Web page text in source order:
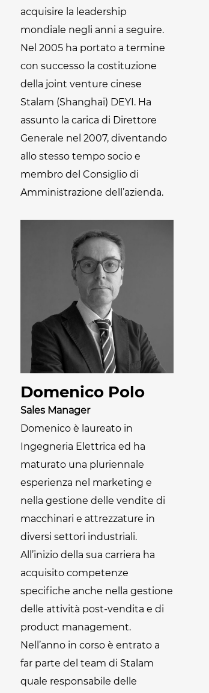
acquisire la leadership
mondiale negli anni a seguire.
Nel 2005 ha portato a termine
con successo la costituzione
della joint venture cinese
Stalam (Shanghai) DEYI. Ha
assunto la carica di Direttore
Generale nel 2007, diventando
allo stesso tempo socio e
membro del Consiglio di
Amministrazione dell’azienda.
Domenico Polo
Sales Manager
Domenico è laureato in
Ingegneria Elettrica ed ha
maturato una pluriennale
esperienza nel marketing e
nella gestione delle vendite di
macchinari e attrezzature in
diversi settori industriali.
All’inizio della sua carriera ha
acquisito competenze
specifiche anche nella gestione
delle attività post-vendita e di
product management.
Nell’anno in corso è entrato a
far parte del team di Stalam
quale responsabile delle